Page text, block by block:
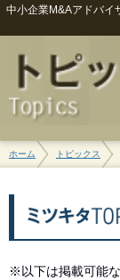
中小企業M&Aアドバイ
ホーム トピックス
※以下は掲載可能